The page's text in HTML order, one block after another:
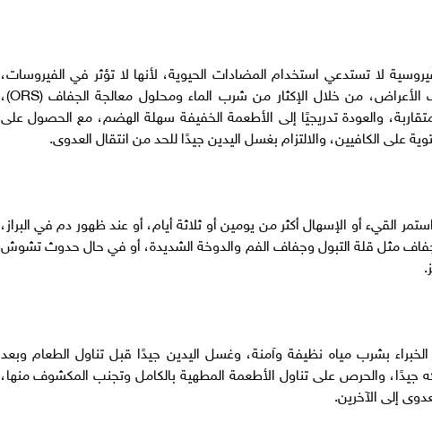
لا تستدعي استخدام المضادات الحيوية، لأنها لا تؤثر في الفيروسات،
ويعتمد العلاج على تعويض السوائل وتخفيف الأعراض، من خلال الإكثار من شرب الماء ومحلول معالجة الجفاف (ORS)،
والعودة تدريجيًا إلى الأطعمة الخفيفة سهلة الهضم، مع الحصول على
الكافيين، والالتزام بغسل اليدين جيدًا للحد من انتقال العدوى.
القيء أو الإسهال أكثر من يومين أو ثلاثة أيام، أو عند ظهور دم في البراز،
مثل قلة التبول وجفاف الفم والدوخة الشديدة، أو في حال حدوث تشوش
بشرب مياه نظيفة وآمنة، وغسل اليدين جيدًا قبل تناول الطعام وبعد
جيدًا، والحرص على تناول الأطعمة المطهية بالكامل وتجنب المكشوف منها،
إلى الآخرين.